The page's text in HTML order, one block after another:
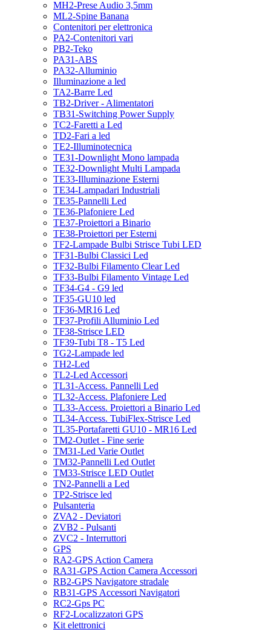
MH2-Prese Audio 3,5mm
ML2-Spine Banana
Contenitori per elettronica
PA2-Contenitori vari
PB2-Teko
PA31-ABS
PA32-Alluminio
Illuminazione a led
TA2-Barre Led
TB2-Driver - Alimentatori
TB31-Switching Power Supply
TC2-Faretti a Led
TD2-Fari a led
TE2-Illuminotecnica
TE31-Downlight Mono lampada
TE32-Downlight Multi Lampada
TE33-Illuminazione Esterni
TE34-Lampadari Industriali
TE35-Pannelli Led
TE36-Plafoniere Led
TE37-Proiettori a Binario
TE38-Proiettori per Esterni
TF2-Lampade Bulbi Strisce Tubi LED
TF31-Bulbi Classici Led
TF32-Bulbi Filamento Clear Led
TF33-Bulbi Filamento Vintage Led
TF34-G4 - G9 led
TF35-GU10 led
TF36-MR16 Led
TF37-Profili Alluminio Led
TF38-Strisce LED
TF39-Tubi T8 - T5 Led
TG2-Lampade led
TH2-Led
TL2-Led Accessori
TL31-Access. Pannelli Led
TL32-Access. Plafoniere Led
TL33-Access. Proiettori a Binario Led
TL34-Access. TubiFlex-Strisce Led
TL35-Portafaretti GU10 - MR16 Led
TM2-Outlet - Fine serie
TM31-Led Varie Outlet
TM32-Pannelli Led Outlet
TM33-Strisce LED Outlet
TN2-Pannelli a Led
TP2-Strisce led
Pulsanteria
ZVA2 - Deviatori
ZVB2 - Pulsanti
ZVC2 - Interruttori
GPS
RA2-GPS Action Camera
RA31-GPS Action Camera Accessori
RB2-GPS Navigatore stradale
RB31-GPS Accessori Navigatori
RC2-Gps PC
RF2-Localizzatori GPS
Kit elettronici